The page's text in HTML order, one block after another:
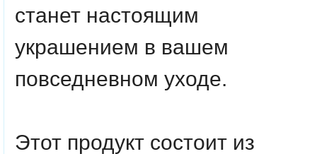
станет настоящим
украшением в вашем
повседневном уходе.
Этот продукт состоит из